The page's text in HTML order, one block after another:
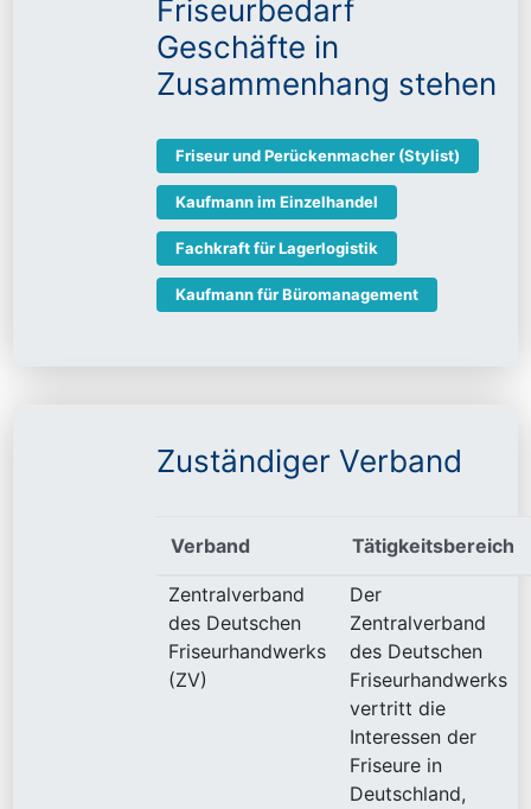
Friseurbedarf
Geschäfte in
Zusammenhang stehen
Friseur und Perückenmacher (Stylist)
Kaufmann im Einzelhandel
Fachkraft für Lagerlogistik
Kaufmann für Büromanagement
Zuständiger Verband
Verband Tätigkeitsbereich
Zentralverband
des Deutschen
Friseurhandwerks
(ZV)
Der
Zentralverband
des Deutschen
Friseurhandwerks
vertritt die
Interessen der
Friseure in
Deutschland,